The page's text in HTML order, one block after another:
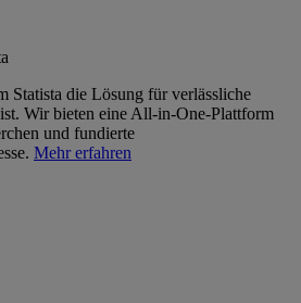
Statista die Lösung für verlässliche
Wir bieten eine All-in-One-Plattform
und fundierte
Mehr erfahren